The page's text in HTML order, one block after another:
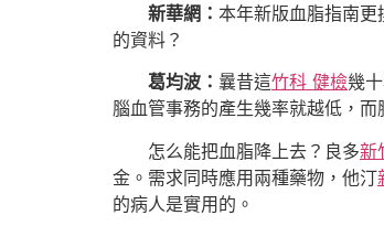
新華網： 本年新版血脂指南
的資料？
葛均波： 曩昔這竹科 健檢幾
腦血管事務的產生幾率就越低，
怎么能把血脂降上去？良多新
金。需求同時應用兩種藥物，他汀
的病人是實用的。